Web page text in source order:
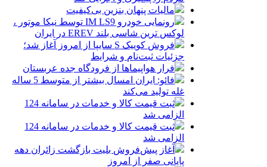
مالیات پنهان بنزین بی‌کیفیت
رونمایی خودرو IM LS9 توسط نیکا موتور ،
لوکس ترین شاسی بلند EREV در ایران
فروش کوییک S سایپا از امروز آغاز شد؛
جزئیات ثبت‌نام و شرایط
فرار هواپیماها از فرودگاه جده عربستان
فائو: ایران امسال بیشتر از متوسط 5 ساله
غله تولید می‌کند
ثبت قیمت کالا و خدمات در سامانه 124
الزامی شد
ثبت قیمت کالا و خدمات در سامانه 124
الزامی شد
آغاز پیش‌فروش بلیت بازگشت زائران دهه
پایانی صفر از امروز